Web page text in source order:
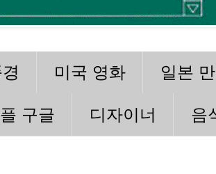
미국 영화 일본
구글 디자이너 음